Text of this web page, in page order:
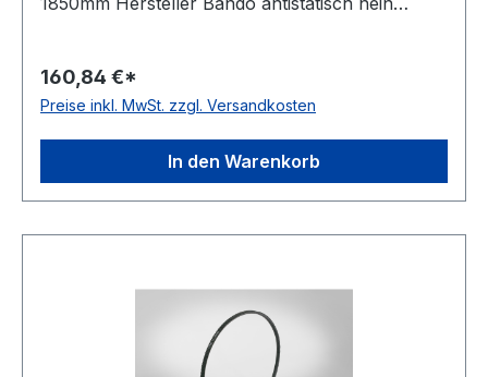
160,84 €*
Preise inkl. MwSt. zzgl. Versandkosten
In den Warenkorb